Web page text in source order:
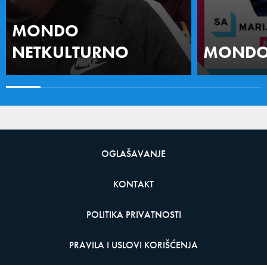
MONDO
NETKULTURNO
OGLAŠAVANJE
KONTAKT
POLITIKA PRIVATNOSTI
PRAVILA I USLOVI KORIŠĆENJA